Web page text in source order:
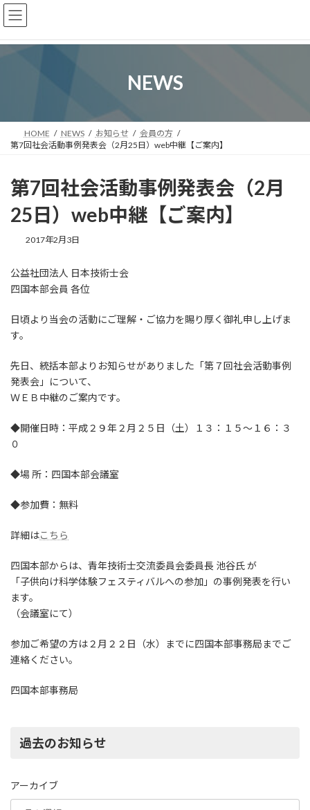
コ
ン
ン
ナ
ビ
ー
NEWS
HOME NEWS お知らせ
会員の方
第7回社会活動事例発表会（2月25日）web中継【ご案内】
第7回社会活動事例発表会（2月
25日）web中継【ご案内】
2017年2月3日
公益社団法人 日本技術士会
四国本部会員 各位
日頃より当会の活動にご理解・ご協力を賜り厚く御礼申し上げま
す。
先日、統括本部よりお知らせがありました「第７回社会活動事例
発表会」について、
ＷＥＢ中継のご案内です。
◆開催日時：平成２９年２月２５日（土）１３：１５～１６：３
０
◆場 所：四国本部会議室
◆参加費：無料
詳細はこちら
四国本部からは、青年技術士交流委員会委員長 池谷氏 が
「子供向け科学体験フェスティバルへの参加」の事例発表を行い
ます。
（会議室にて）
参加ご希望の方は２月２２日（水）までに四国本部事務局までご
連絡ください。
四国本部事務局
過去のお知らせ
アーカイブ